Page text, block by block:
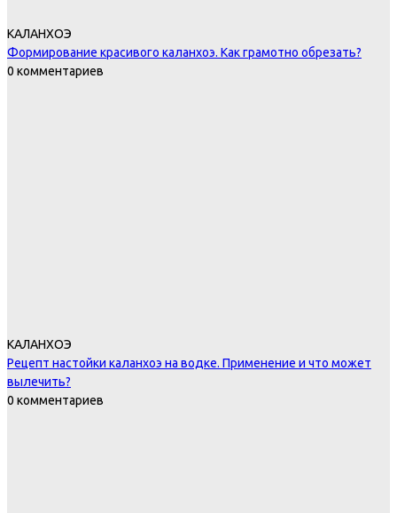
КАЛАНХОЭ
Формирование красивого каланхоэ. Как грамотно обрезать?
0 комментариев
КАЛАНХОЭ
Рецепт настойки каланхоэ на водке. Применение и что может
вылечить?
0 комментариев